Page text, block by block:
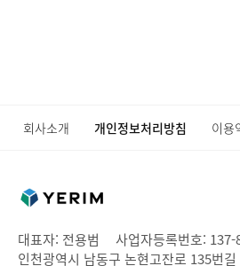
회사소개 개인정보처리방침 이용
대표자: 전용범
사업자등록번호:
인천광역시 남동구 논현고잔로 135번